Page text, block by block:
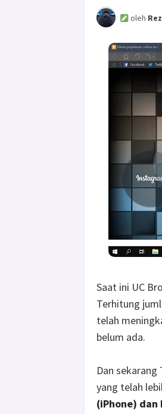
oleh
Saat ini UC
Terhitung
telah
belum ada.
Dan sekarang
yang telah
(iPhone) dan